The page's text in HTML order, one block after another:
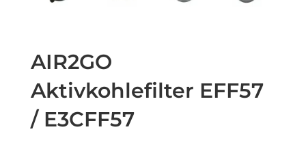
AIR2GO
Aktivkohlefilter EFF57
/ E3CFF57